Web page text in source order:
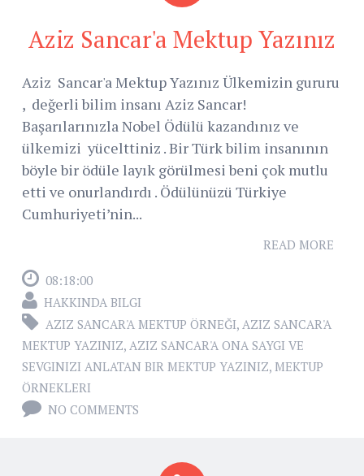
Aziz Sancar'a Mektup Yazınız
Aziz Sancar'a Mektup Yazınız Ülkemizin gururu
, değerli bilim insanı Aziz Sancar!
Başarılarınızla Nobel Ödülü kazandınız ve
ülkemizi yücelttiniz . Bir Türk bilim insanının
böyle bir ödüle layık görülmesi beni çok mutlu
etti ve onurlandırdı . Ödülünüzü Türkiye
Cumhuriyeti’nin...
READ MORE
08:18:00
HAKKINDA BILGI
AZIZ SANCAR'A MEKTUP ÖRNEĞI, AZIZ SANCAR'A
MEKTUP YAZINIZ, AZIZ SANCAR'A ONA SAYGI VE
SEVGINIZI ANLATAN BIR MEKTUP YAZINIZ, MEKTUP
ÖRNEKLERI
NO COMMENTS